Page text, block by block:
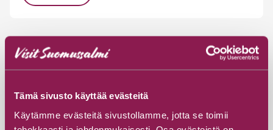
Tämä sivusto käyttää evästeitä
Käytämme evästeitä sivustollamme, jotta se toimii